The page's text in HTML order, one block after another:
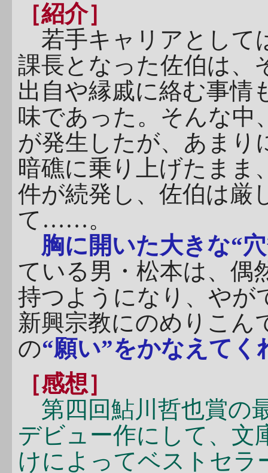
［紹介］
若手キャリアとして
課長となった佐伯は、
出自や縁戚に絡む事情
味であった。そんな中
が発生したが、あまり
暗礁に乗り上げたまま
件が続発し、佐伯は厳
て……。
胸に開いた大きな“
ている男・松本は、偶
持つようになり、やが
新興宗教にのめりこん
の“願い”をかなえてく
［感想］
第四回鮎川哲也賞の
デビュー作にして、文
けによってベストセラ